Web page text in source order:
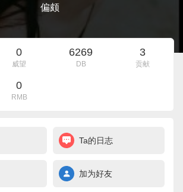
偏颇
0
威望
6269
DB
3
贡献
0
RMB
Ta的日志
加为好友